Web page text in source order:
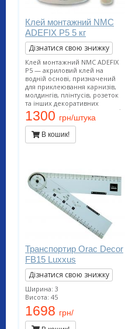
Клей монтажний NMC
ADEFIX P5 5 кг
Дізнатися свою знижку
Клей монтажний NMC ADEFIX
P5 — акриловий клей на
водній основі, призначений
для приклеювання карнизів,
молдингів, плінтусів, розеток
та інших декоративних
елементів з пінополістиролу і
поліуретану на ДВП, ДСП,
гіпсокартон, гіпсоволокно,
штукатурку, бетон та інші
поверхні.
1300 грн/штука
В кошик!
Транспортир Orac Decor
FB15 Luxxus
Дізнатися свою знижку
Ширина: 3
Висота: 45
1698 грн/